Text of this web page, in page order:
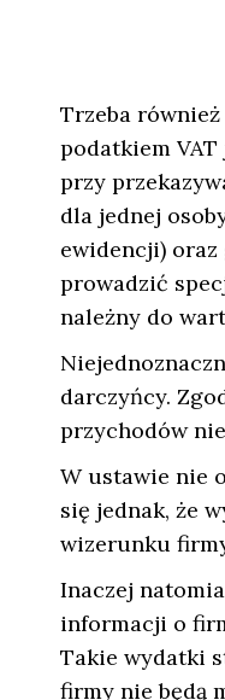
Trzeba
podatkiem
przy
dla jednej
ewidencji)
prowadzić
należny do
darczyńcy.
przychodów
W ustawie nie
się jednak, że
wizerunku
Inaczej
informacji o
Takie wydatki
firmy nie będą